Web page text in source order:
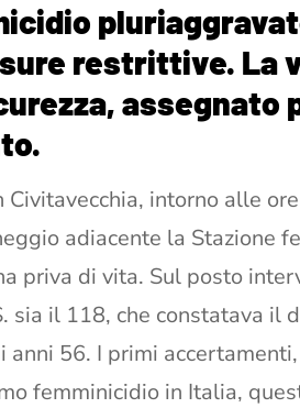
restrittive. La
assegnato
intorno alle
adiacente la Stazione
priva di vita. Sul posto
sia il 118, che constatava il
anni 56. I primi
femminicidio in Italia,